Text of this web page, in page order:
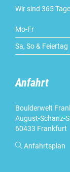
Wir sind 365
Mo-Fr
Sa, So & Feiertag
Anfahrt
Boulderwelt
August-Schanz-
60433 Frankfurt
 Anfahrtsplan